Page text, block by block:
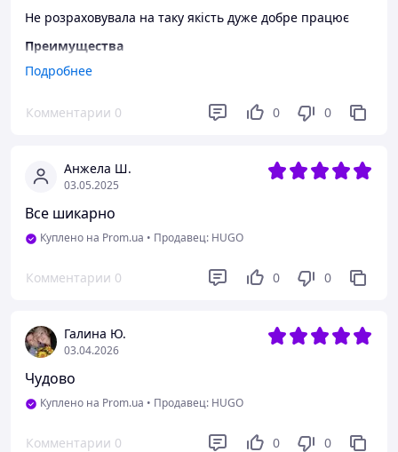
Не розраховувала на таку якість дуже добре працює
Преимущества
Дякую
Все сподобалось
Подробнее
Комментарии 0 0 0
Анжела Ш.
03.05.2025
Все шикарно
Куплено на Prom.ua • Продавец: HUGO
Комментарии 0 0 0
Галина Ю.
03.04.2026
Чудово
Куплено на Prom.ua • Продавец: HUGO
Комментарии 0 0 0